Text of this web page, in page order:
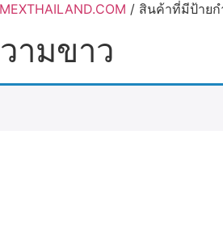
/ สินค้าที่มีป้ายก
ามขาว